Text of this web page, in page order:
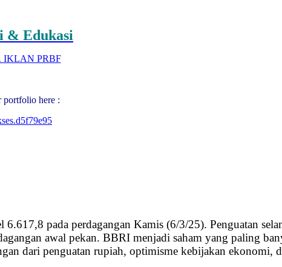
& Edukasi
portfolio here :
pada perdagangan Kamis (6/3/25). Penguatan
awal pekan. BBRI menjadi saham yang paling
dari penguatan rupiah, optimisme kebijakan ekonomi,